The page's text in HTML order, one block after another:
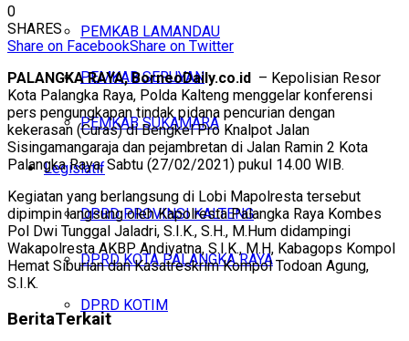
PEMKAB LAMANDAU
PEMKAB SERUYAN
PEMKAB SUKAMARA
Legislatif
DPRD PROVINSI KALTENG
DPRD KOTA PALANGKA RAYA
DPRD KOTIM
0
SHARES
Share on FacebookShare on Twitter
PALANGKA RAYA, BorneoDaily.co.id – Kepolisian Resor
Kota Palangka Raya, Polda Kalteng menggelar konferensi
pers pengungkapan tindak pidana pencurian dengan
kekerasan (Curas) di Bengkel Pro Knalpot Jalan
Sisingamangaraja dan pejambretan di Jalan Ramin 2 Kota
Palangka Raya, Sabtu (27/02/2021) pukul 14.00 WIB.
Kegiatan yang berlangsung di Lobi Mapolresta tersebut
dipimpin langsung oleh Kapolresta Palangka Raya Kombes
Pol Dwi Tunggal Jaladri, S.I.K., S.H., M.Hum didampingi
Wakapolresta AKBP Andiyatna, S.I.K., M.H, Kabagops Kompol
Hemat Siburian dan Kasatreskrim Kompol Todoan Agung,
S.I.K.
BeritaTerkait